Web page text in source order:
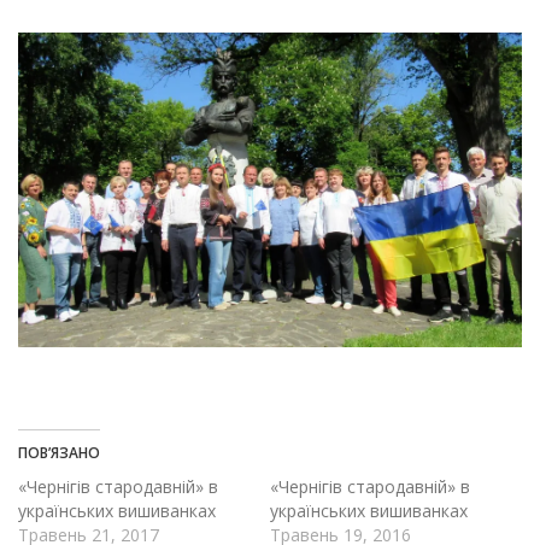
ПОВ’ЯЗАНО
«Чернігів стародавній» в
українських вишиванках
Травень 21, 2017
«Чернігів стародавній» в
українських вишиванках
Травень 19, 2016